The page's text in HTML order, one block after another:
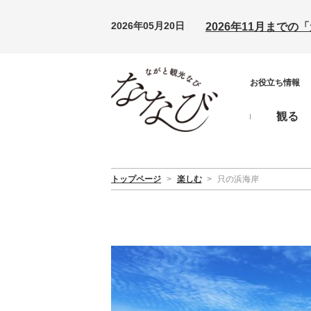
2026年05月20日 2026年11月までの
お役立ち情報
観る
トップページ > 楽しむ > 只の浜海岸